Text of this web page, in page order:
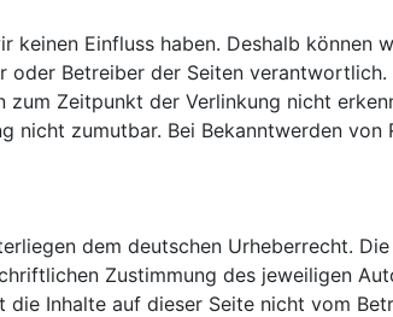
Einfluss haben. Deshalb können
Betreiber der Seiten
Zeitpunkt der Verlinkung nicht
zumutbar. Bei Bekanntwerden
dem deutschen Urheberrecht.
Zustimmung des jeweiligen
Inhalte auf dieser Seite nicht vom